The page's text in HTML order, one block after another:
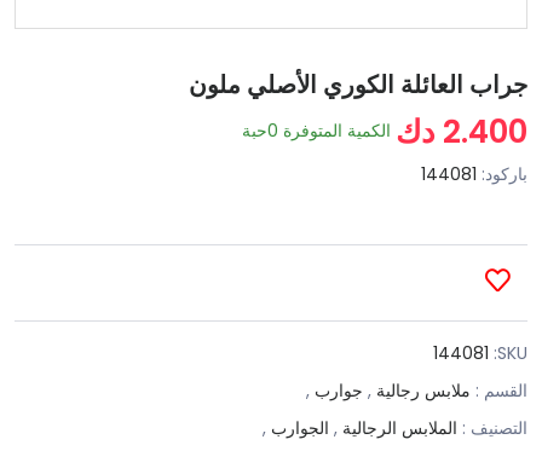
جراب العائلة الكوري الأصلي ملون
2.400 دك الكمية المتوفرة 0حبة
باركود: 144081
SKU:
144081
القسم : ملابس رجالية , جوارب ,
التصنيف : الملابس الرجالية , الجوارب ,